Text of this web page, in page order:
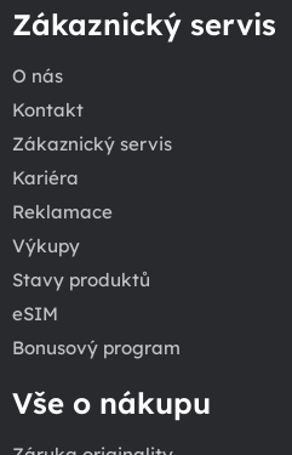
Zákaznický servis
O nás
Kontakt
Zákaznický servis
Kariéra
Reklamace
Výkupy
Stavy produktů
eSIM
Bonusový program
Vše o nákupu